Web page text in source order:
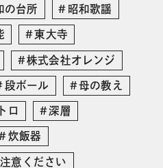
の台所 昭和歌謡
東大寺
株式会社オレンジ
段ボール 母の教え
ロ 深層
炊飯器
意ください